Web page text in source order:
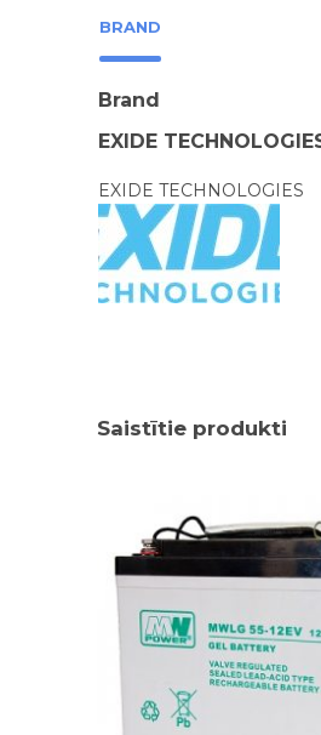
BRAND
Brand
EXIDE
EXIDE TECHNOLOGIES
Saistītie produkti